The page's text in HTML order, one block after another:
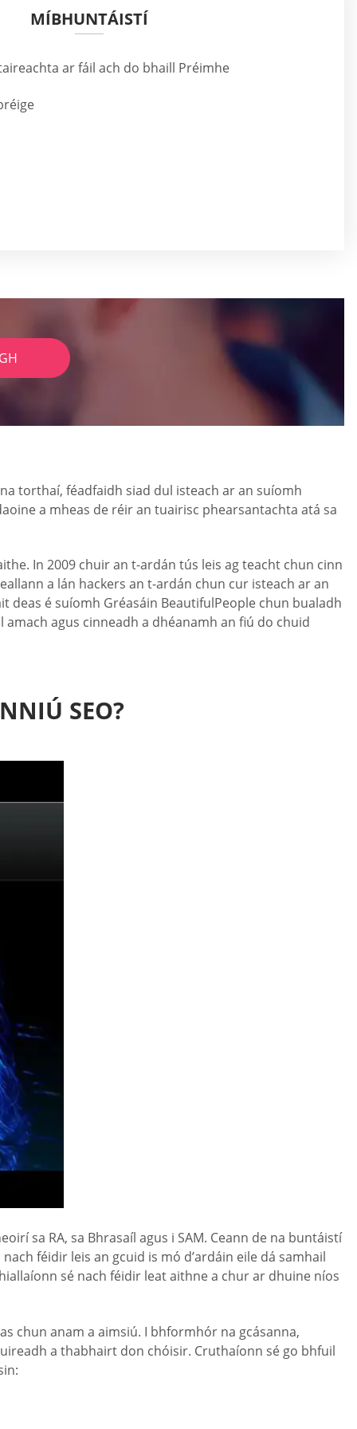
MÍBHUNTÁISTÍ
ar fáil ach do bhaill Préimhe
torthaí, féadfaidh siad dul isteach ar an suíomh
a mheas de réir an tuairisc phearsantachta atá sa
In 2009 chuir an t-ardán tús leis ag teacht chun cinn
a lán hackers an t-ardán chun cur isteach ar an
deas é suíomh Gréasáin BeautifulPeople chun bualadh
agus cinneadh a dhéanamh an fiú do chuid
SEO?
sa RA, sa Bhrasaíl agus i SAM. Ceann de na buntáistí
féidir leis an gcuid is mó d’ardáin eile dá samhail
sé nach féidir leat aithne a chur ar dhuine níos
chun anam a aimsiú. I bhformhór na gcásanna,
a thabhairt don chóisir. Cruthaíonn sé go bhfuil